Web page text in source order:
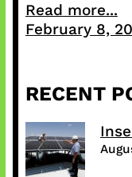
Read more...
February 8,
RECENT